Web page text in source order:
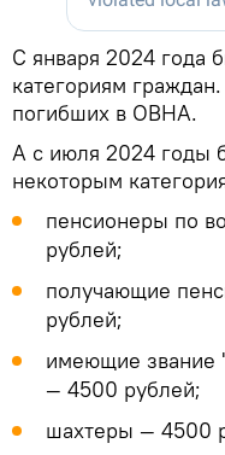
С января 2024 года
категориям
погибших в ОВНА.
А с июля 2024 годы
некоторым
пенсионеры по
рублей;
получающие
рублей;
имеющие звание
— 4500 рублей;
шахтеры — 4500